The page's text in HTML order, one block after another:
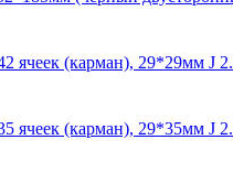
ячеек (карман), 29*29мм J
ячеек (карман), 29*35мм J